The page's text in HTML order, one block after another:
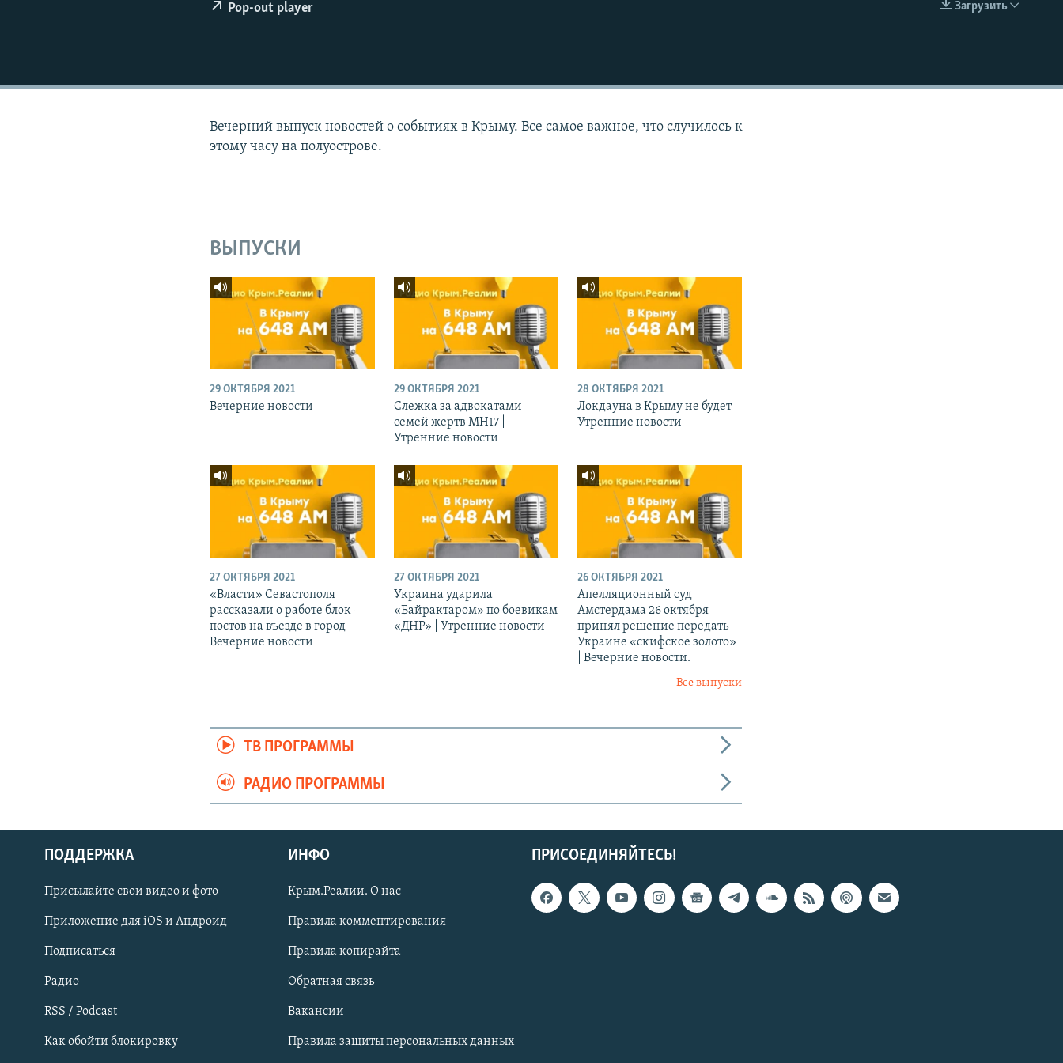
УКРАИНСКАЯ ПРОБЛЕМА КРЫМА
Українською
Qırımtatar
ПРИСОЕДИНЯЙТЕСЬ!
EMBED
Загрузить
Pop-out player
Вечерний выпуск новостей о событиях в Крыму. Все самое важное, что случилось к
этому часу на полуострове.
ВЫПУСКИ
29 ОКТЯБРЯ 2021
Вечерние новости
29 ОКТЯБРЯ 2021
Слежка за адвокатами
семей жертв МН17 |
Утренние новости
28 ОКТЯБРЯ 2021
Локдауна в Крыму не будет |
Утренние новости
27 ОКТЯБРЯ 2021
«Власти» Севастополя
рассказали о работе блок-
постов на въезде в город |
Вечерние новости
27 ОКТЯБРЯ 2021
Украина ударила
«Байрактаром» по боевикам
«ДНР» | Утренние новости
26 ОКТЯБРЯ 2021
Апелляционный суд
Амстердама 26 октября
принял решение передать
Украине «скифское золото»
| Вечерние новости.
Все выпуски
ТВ ПРОГРАММЫ
РАДИО ПРОГРАММЫ
ПРИСОЕДИНЯЙТЕСЬ!
ПОДДЕРЖКА
Присылайте свои видео и фото
Приложение для iOS и Андроид
Подписаться
Радио
RSS / Podcast
Как обойти блокировку
ИНФО
Крым.Реалии. О нас
Правила комментирования
Правила копирайта
Обратная связь
Вакансии
Правила защиты персональных данных